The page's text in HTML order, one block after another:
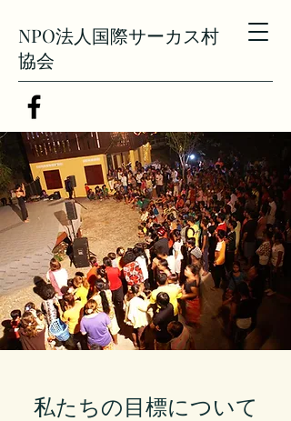
NPO法人国際サーカス村
協会
私たちの目標について